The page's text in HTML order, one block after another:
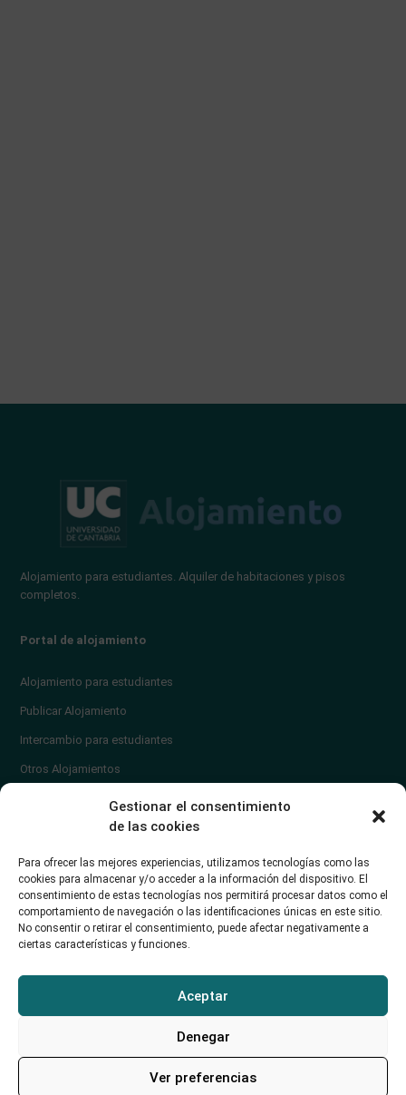
Gestionar el consentimiento
de las cookies
Para ofrecer las mejores experiencias, utilizamos tecnologías como las
cookies para almacenar y/o acceder a la información del dispositivo. El
consentimiento de estas tecnologías nos permitirá procesar datos como el
comportamiento de navegación o las identificaciones únicas en este sitio.
No consentir o retirar el consentimiento, puede afectar negativamente a
ciertas características y funciones.
Aceptar
Denegar
Ver preferencias
Alojamiento para estudiantes. Alquiler de habitaciones y pisos
completos.
Portal de alojamiento
Alojamiento para estudiantes
Publicar Alojamiento
Intercambio para estudiantes
Otros Alojamientos
¿Cómo publicar un anuncio?
Contacto
soporte@alojamientounican.es
Alojamiento Universidad de Cantabria Copyright © 2023​